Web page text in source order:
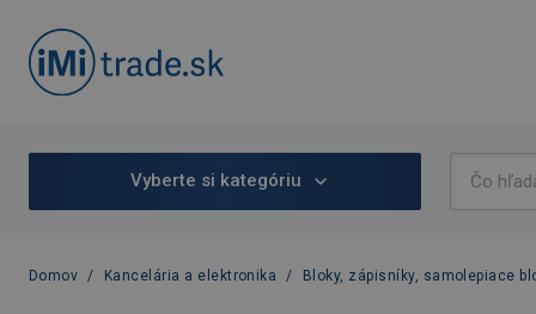
Vyberte si kategóriu
Domov / Kancelária a elektronika / Bloky, zápisníky, samolepiace